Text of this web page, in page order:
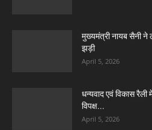
मुख्यमंत्री नायब सैनी ने
झड़ी
April 5, 2026
धन्यवाद एवं विकास रैली
विपक्ष...
April 5, 2026